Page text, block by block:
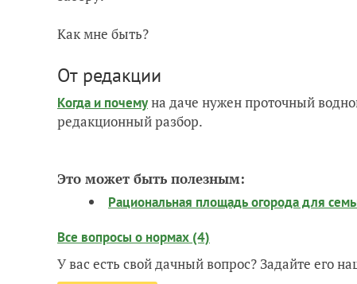
Как мне быть?
От редакции
Когда и почемуна даче нужен проточный
редакционный разбор.
Это может быть полезным:
Рациональная площадь огорода для
Все вопросы о нормах (4)
У вас есть свой дачный вопрос? Задайте его